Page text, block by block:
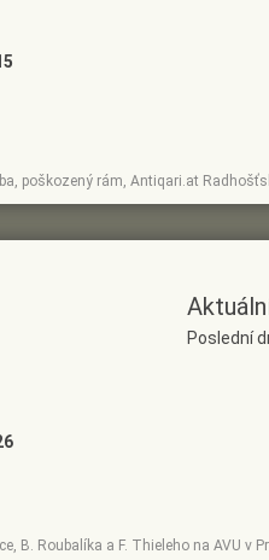
poškozený rám, Antiqari.at
B. Roubalíka a F. Thieleho na AVU v
Poslední